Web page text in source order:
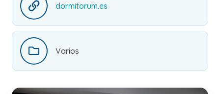
dormitorum.es
Varios